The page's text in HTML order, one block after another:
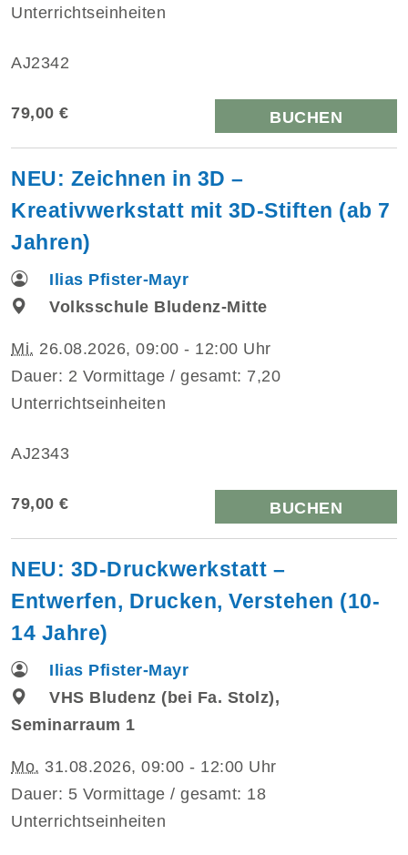
Unterrichtseinheiten
AJ2342
79,00 € BUCHEN
NEU: Zeichnen in 3D –
Kreativwerkstatt mit 3D-Stiften (ab 7
Jahren)
Ilias Pfister-Mayr
Volksschule Bludenz-Mitte
Mi. 26.08.2026, 09:00 - 12:00 Uhr
Dauer: 2 Vormittage / gesamt: 7,20
Unterrichtseinheiten
AJ2343
79,00 € BUCHEN
NEU: 3D-Druckwerkstatt –
Entwerfen, Drucken, Verstehen (10-
14 Jahre)
Ilias Pfister-Mayr
VHS Bludenz (bei Fa. Stolz),
Seminarraum 1
Mo. 31.08.2026, 09:00 - 12:00 Uhr
Dauer: 5 Vormittage / gesamt: 18
Unterrichtseinheiten